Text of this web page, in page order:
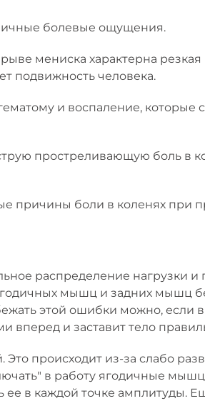
болевые ощущения.
мениска характерна резкая
подвижность человека.
и воспаление,
простреливающую боль в
причины боли в коленях при
распределение нагрузки и
мышц и задних мышц
этой ошибки можно, если
вперед и заставит тело
происходит из-за слабо
в работу ягодичные
ее в каждой точке амплитуды.